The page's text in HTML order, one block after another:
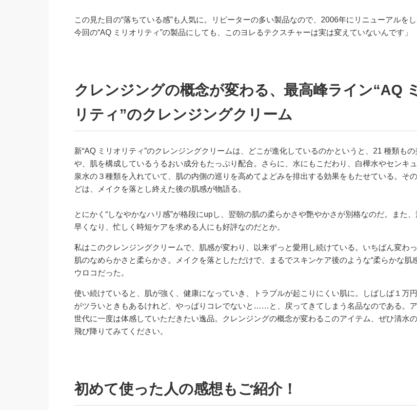
この見た目の“落ちている感”も人気に。リピーターの多い製品なので、2006年にリニューアルをし
今回の“AQ ミリオリティ”の製品にしても、このヨレるテクスチャーは実は変えていないんです」
クレンジングの概念が変わる、最高峰ライン“AQ
リティ”のクレンジングクリーム
新“AQ ミリオリティ”のクレンジングクリームは、どこが進化しているのかというと、21 種類もの
や、肌を構成しているうるおい成分もたっぷり配合。さらに、水にもこだわり、白樺水やセンキ
泉水の３種類を入れていて、肌の内側の巡りを高めてよどみを排出する効果をもたせている。そ
どは、メイクを落とし終えた後の肌感が物語る。
とにかく“しなやかなハリ感”が格段にupし、翌朝の肌の柔らかさや艶やかさが別格なのだ。また
早くなり、忙しく時短ケアを求める人にも好評なのだとか。
私はこのクレンジングクリームで、肌感が変わり、以来ずっと愛用し続けている。いちばん変わっ
肌のなめらかさと柔らかさ。メイクを落としただけで、まるでスキンケア後のような“柔らかな肌
ウロコだった。
使い続けていると、肌が強く、健康になっていき、トラブルが起こりにくい肌に。しばしば１万
がツラいときもあるけれど、やっぱりコレでないと……と、戻ってきてしまう名品なのである。
世代に一度は体感していただきたい逸品。クレンジングの概念が変わるこのアイテム、ぜひ清水
飛び降りてみてください。
初めて使った人の感想もご紹介！